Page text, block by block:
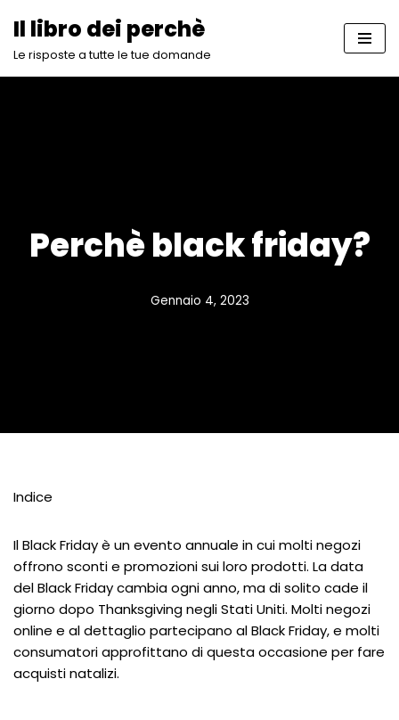
Vai
Il libro dei perchè
Le risposte a tutte le tue domande
Perchè black friday?
Gennaio 4, 2023
Indice
Il Black Friday è un evento annuale in cui molti negozi
offrono sconti e promozioni sui loro prodotti. La data
del Black Friday cambia ogni anno, ma di solito cade il
giorno dopo Thanksgiving negli Stati Uniti. Molti negozi
online e al dettaglio partecipano al Black Friday, e molti
consumatori approfittano di questa occasione per fare
acquisti natalizi.